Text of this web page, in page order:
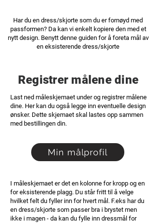
Har du en dress/skjorte som du er fornøyd med
passformen? Da kan vi enkelt kopiere den med et
nytt design. Benytt denne guiden for å foreta mål av
en eksisterende dress/skjorte
Registrer målene dine
Last ned måleskjemaet under og registrer målene
dine. Her kan du også legge inn eventuelle design
ønsker. Dette skjemaet skal lastes opp sammen
med bestillingen din.
Min målprofil
I måleskjemaet er det en kolonne for kropp og en
for eksisterende plagg. Du står fritt til å velge
hvilket felt du fyller inn for hvert mål. F.eks har du
en dress/skjorte som passer bra i brystet men
ikke i magen - da kan du fylle inn dressmål for